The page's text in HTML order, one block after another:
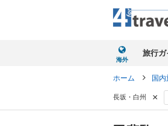
海外
旅行ガ
ホーム 国
長坂・白州 ×